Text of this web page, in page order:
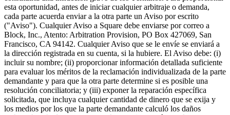
esta oportunidad, antes de iniciar cualquier arbitraje o demanda,
cada parte acuerda enviar a la otra parte un Aviso por escrito
("Aviso"). Cualquier Aviso a Square debe enviarse por correo a
Block, Inc., Atento: Arbitration Provision, PO Box 427069, San
Francisco, CA 94142. Cualquier Aviso que se le envíe se enviará a
la dirección registrada en su cuenta, si la hubiere. El Aviso debe: (i)
incluir su nombre; (ii) proporcionar información detallada suficiente
para evaluar los méritos de la reclamación individualizada de la parte
demandante y para que la otra parte determine si es posible una
resolución conciliatoria; y (iii) exponer la reparación específica
solicitada, que incluya cualquier cantidad de dinero que se exija y
los medios por los que la parte demandante calculó los daños